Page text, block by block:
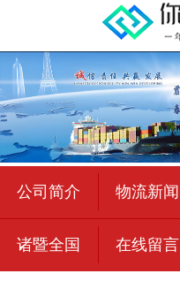
公司简介 物流新闻
诸暨全国 在线留言